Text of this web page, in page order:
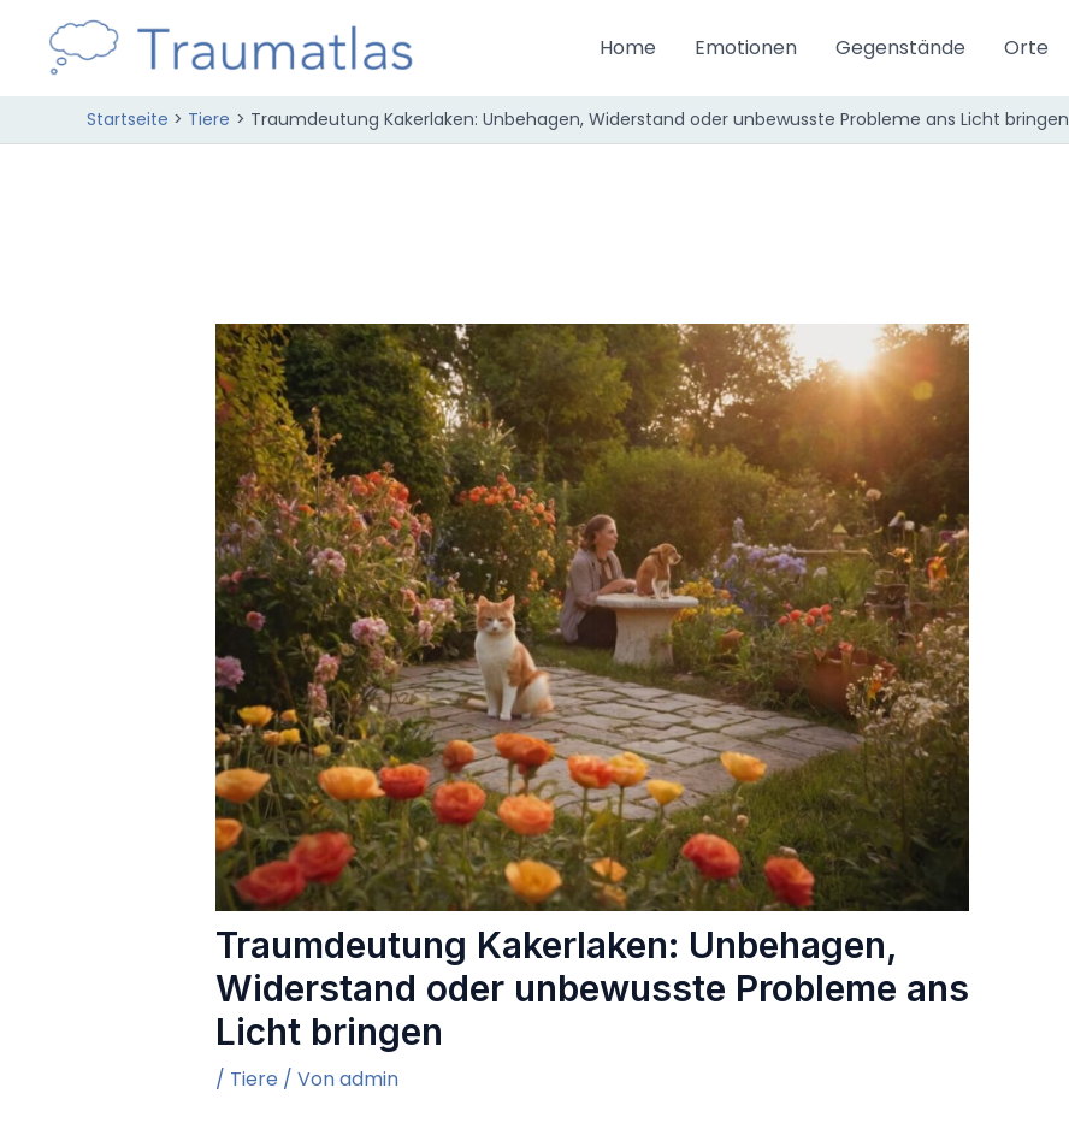
Inhalt
springen
Home Emotionen Gegenstände Orte
Startseite Tiere Traumdeutung Kakerlaken: Unbehagen, Widerstand oder unbewusste Probleme ans Licht bringen
Traumdeutung Kakerlaken: Unbehagen,
Widerstand oder unbewusste Probleme ans
Licht bringen
/ Tiere / Vonadmin